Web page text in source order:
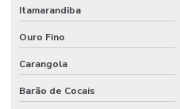
Itamarandiba
Ouro Fino
Carangola
Barão de Cocais